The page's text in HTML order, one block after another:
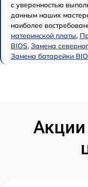
с уверенностью
данным наших
наиболее
материнской платы,
BIOS, Замена
Замена батарейки
Акции